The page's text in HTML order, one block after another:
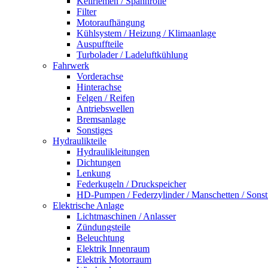
Filter
Motoraufhängung
Kühlsystem / Heizung / Klimaanlage
Auspuffteile
Turbolader / Ladeluftkühlung
Fahrwerk
Vorderachse
Hinterachse
Felgen / Reifen
Antriebswellen
Bremsanlage
Sonstiges
Hydraulikteile
Hydraulikleitungen
Dichtungen
Lenkung
Federkugeln / Druckspeicher
HD-Pumpen / Federzylinder / Manschetten /
Elektrische Anlage
Lichtmaschinen / Anlasser
Zündungsteile
Beleuchtung
Elektrik Innenraum
Elektrik Motorraum